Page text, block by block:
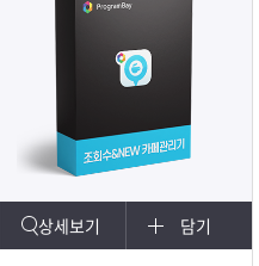
상세보기 담기